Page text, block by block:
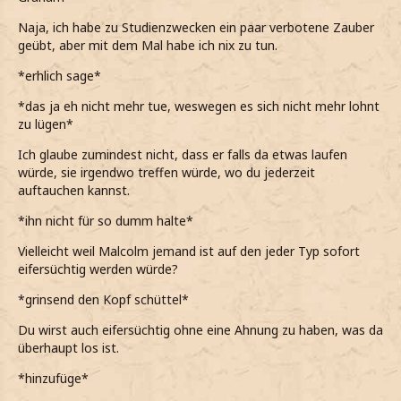
ein Mann mir das bestätigt*
*dabei völlig übergehe, dass sein Tonfall sich gar nicht so
ernst angehört hat*
*ihn entgeistert anstarre, als er plötzlich erzählt, was sein
Studium so betrübt hat*
Was? Dein Ernst? Wie kommen sie denn darauf?
Ich nehme an, dass du natürlich nicht so dumm warst,
*abwartend frage, auch wenn mir sehr sicher bin, dass er
nichts damit zu tun hat*
*das Gerücht herumging, dass es irgendwelche Schüler
waren, die sich einen Scherz erlaubt haben*
*Graham außerdem bereits seit einigen Semestern VgddK
studiert, sodass nicht denke, dass er sowas tun würde*
Ts! Als ob ich es ihm so leicht machen würde. Und eine
Naja, ich habe zu Studienzwecken ein paar verbotene Zauber
geübt, aber mit dem Mal habe ich nix zu tun.
*erhlich sage*
*das ja eh nicht mehr tue, weswegen es sich nicht mehr lohnt
zu lügen*
Ich glaube zumindest nicht, dass er falls da etwas laufen
würde, sie irgendwo treffen würde, wo du jederzeit
auftauchen kannst.
*ihn nicht für so dumm halte*
Vielleicht weil Malcolm jemand ist auf den jeder Typ sofort
eifersüchtig werden würde?
*grinsend den Kopf schüttel*
Du wirst auch eifersüchtig ohne eine Ahnung zu haben, was da
überhaupt los ist.
*hinzufüge*